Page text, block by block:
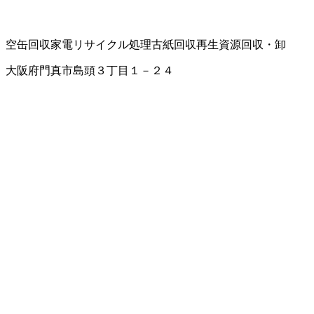
空缶回収家電リサイクル処理古紙回収再生資源回収・卸
大阪府門真市島頭３丁目１－２４